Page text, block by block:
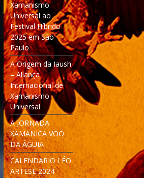
Xamanismo
Universal ao
Festival Híbrido
2025 em São
Paulo
A Origem da Iaush
– Aliança
Internacional de
Xamanismo
Universal
A JORNADA
XAMANICA VOO
DA ÁGUIA
CALENDARIO LÉO
ARTESE 2024